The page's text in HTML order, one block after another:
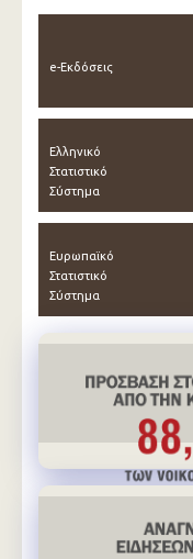
e-Εκδόσεις
Ελληνικό
Στατιστικό
Σύστημα
Ευρωπαϊκό
Στατιστικό
Σύστημα